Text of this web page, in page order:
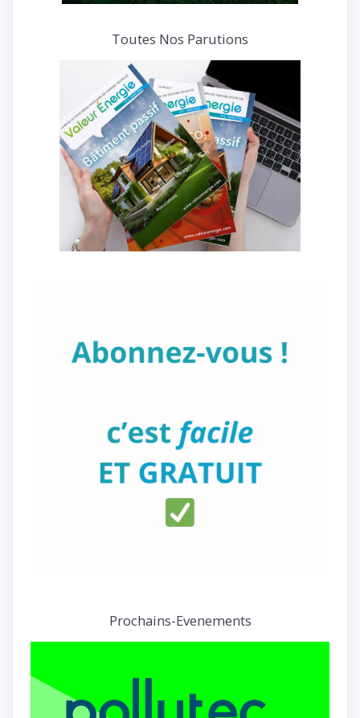
Toutes Nos Parutions
Prochains-Evenements